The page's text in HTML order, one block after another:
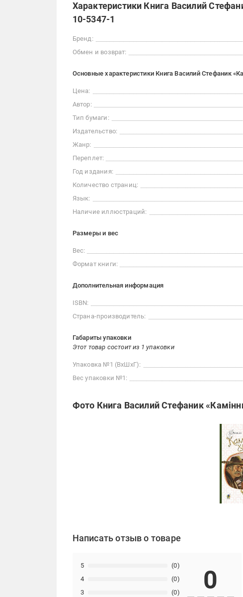
Характеристики Книга Василий
10-5347-1
Бренд:
Обмен и возврат:
Основные характеристики Книга Василий Стефаник
Цена:
Автор:
Тип бумаги:
Издательство:
Жанр:
Переплет:
Год издания:
Количество страниц:
Язык:
Наличие иллюстраций:
Размеры и вес
Вес:
Формат книги:
Дополнительная информация
ISBN:
Страна-производитель:
Габариты упаковки
Этот товар состоит из 1 упаковки
Упаковка №1 (ВхШхГ):
Вес упаковки №1:
Фото Книга Василий Стефаник
Написать отзыв о товаре
3 (0)
4 (0)
5 (0)
0